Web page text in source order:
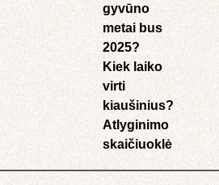
gyvūno
metai bus
2025?
Kiek laiko
virti
kiaušinius?
Atlyginimo
skaičiuoklė​